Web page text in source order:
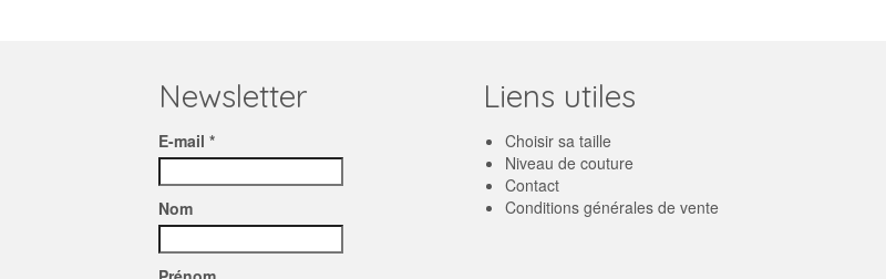
Newsletter
E-mail *
Nom
Liens utiles
Choisir sa taille
Niveau de couture
Contact
Conditions générales de vente